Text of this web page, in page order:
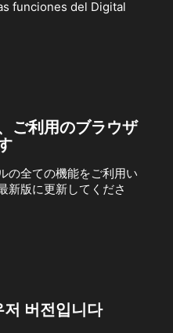
funciones del Digital
ご利用のブラウザ
の全ての機能をご利用い
新版に更新してくださ
버전입니다